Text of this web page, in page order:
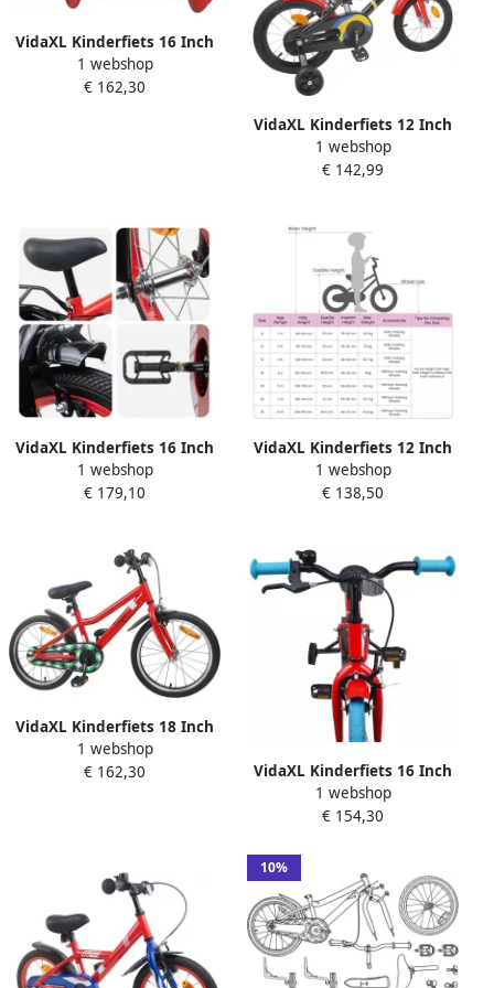
VidaXL Kinderfiets 16 Inch
voor 4-6 jaar oud Rood
1 webshop
€ 162,30
VidaXL Kinderfiets 12 Inch
voor 2-4 jaar oud Zwart
rood
1 webshop
€ 142,99
VidaXL Kinderfiets 16 Inch
voor 4-6 jaar oud Rood
1 webshop
€ 179,10
VidaXL Kinderfiets 12 Inch
voor 2-4 jaar oud Rood
1 webshop
€ 138,50
VidaXL Kinderfiets 18 Inch
voor 5-7 jaar oud Rood
1 webshop
€ 162,30
VidaXL Kinderfiets 16 Inch
voor 4-6 jaar oud Rood
1 webshop
€ 154,30
10%